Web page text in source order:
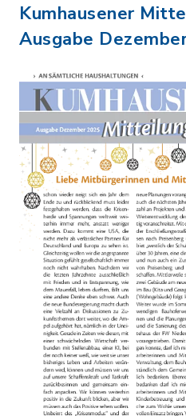
Kumhausener
Ausgabe